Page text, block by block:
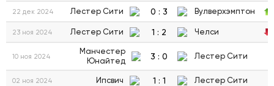
22 дек 2024 Лестер Сити 0 : 3 Вулверхэмптон
23 ноя 2024 Лестер Сити 1 : 2 Челси
10 ноя 2024
Манчестер
Юнайтед
3 : 0 Лестер Сити
02 ноя 2024 Ипсвич 1 : 1 Лестер Сити